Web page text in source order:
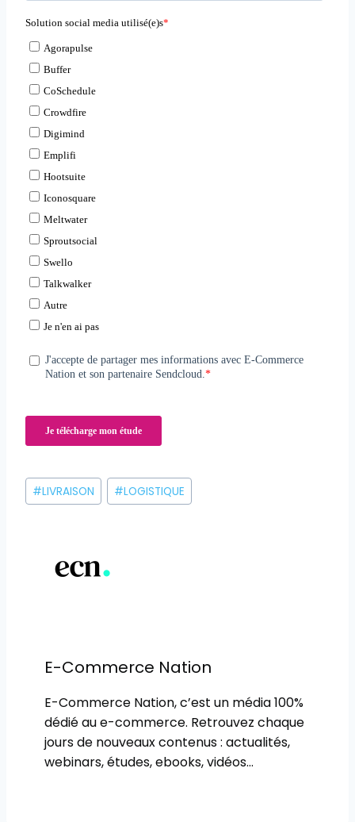
Étiquettes
de
#LIVRAISON #LOGISTIQUE
E-Commerce Nation
E-Commerce Nation, c’est un média 100%
dédié au e-commerce. Retrouvez chaque
jours de nouveaux contenus : actualités,
webinars, études, ebooks, vidéos…